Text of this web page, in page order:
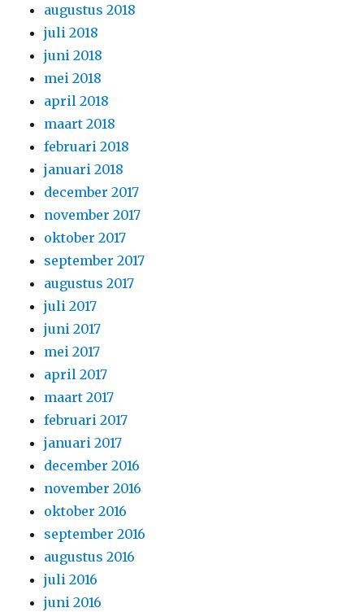
augustus 2018
juli 2018
juni 2018
mei 2018
april 2018
maart 2018
februari 2018
januari 2018
december 2017
november 2017
oktober 2017
september 2017
augustus 2017
juli 2017
juni 2017
mei 2017
april 2017
maart 2017
februari 2017
januari 2017
december 2016
november 2016
oktober 2016
september 2016
augustus 2016
juli 2016
juni 2016